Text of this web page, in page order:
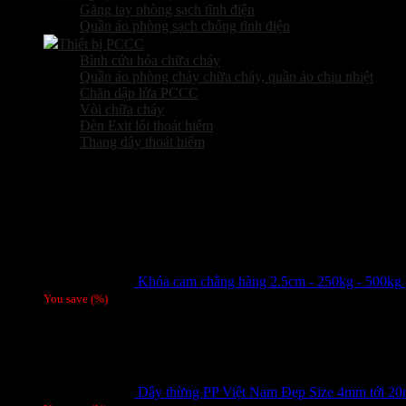
Găng tay phòng sạch tĩnh điện
Quần áo phòng sạch chống tĩnh điện
Thiết bị PCCC
Bình cứu hỏa chữa cháy
Quần áo phòng cháy chữa cháy, quần áo chịu nhiệt
Chăn dập lửa PCCC
Vòi chữa cháy
Đèn Exit lối thoát hiểm
Thang dây thoát hiểm
Khóa cam chằng hàng 2.5cm - 250kg - 500kg
You save (%)
Dây thừng PP Việt Nam Đẹp Size 4mm tới